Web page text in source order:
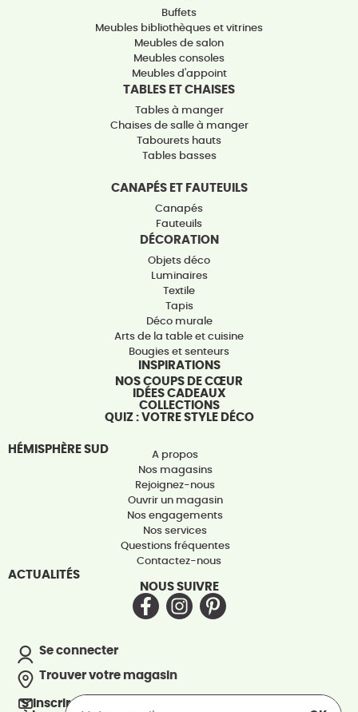
Buffets
Meubles bibliothèques et vitrines
Meubles de salon
Meubles consoles
Meubles d'appoint
TABLES ET CHAISES
Tables à manger
Chaises de salle à manger
Tabourets hauts
Tables basses
CANAPÉS ET FAUTEUILS
Canapés
Fauteuils
DÉCORATION
Objets déco
Luminaires
Textile
Tapis
Déco murale
Arts de la table et cuisine
Bougies et senteurs
INSPIRATIONS
NOS COUPS DE CŒUR
IDÉES CADEAUX
COLLECTIONS
QUIZ : VOTRE STYLE DÉCO
HÉMISPHÈRE SUD
A propos
Nos magasins
Rejoignez-nous
Ouvrir un magasin
Nos engagements
Nos services
Questions fréquentes
Contactez-nous
ACTUALITÉS
NOUS SUIVRE
Se connecter
Trouver votre magasin
S’inscrire